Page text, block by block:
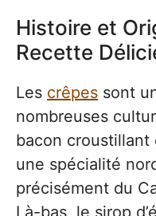
Histoire et
Recette
Les crêpes sont
nombreuses
bacon croustillant
une spécialité
précisément du
Là-bas, le sirop